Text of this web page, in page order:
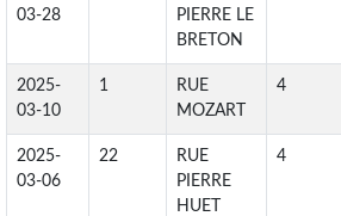
03-28
PIERRE LE
BRETON
2025-
03-10
1
RUE
MOZART
4
2025-
03-06
22
RUE
PIERRE
HUET
4